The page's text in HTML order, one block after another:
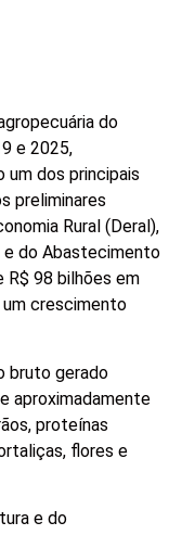
do
e 2025,
dos principais
preliminares
Rural (Deral),
e do Abastecimento
R$ 98 bilhões em
um crescimento
bruto gerado
aproximadamente
proteínas
flores e
e do